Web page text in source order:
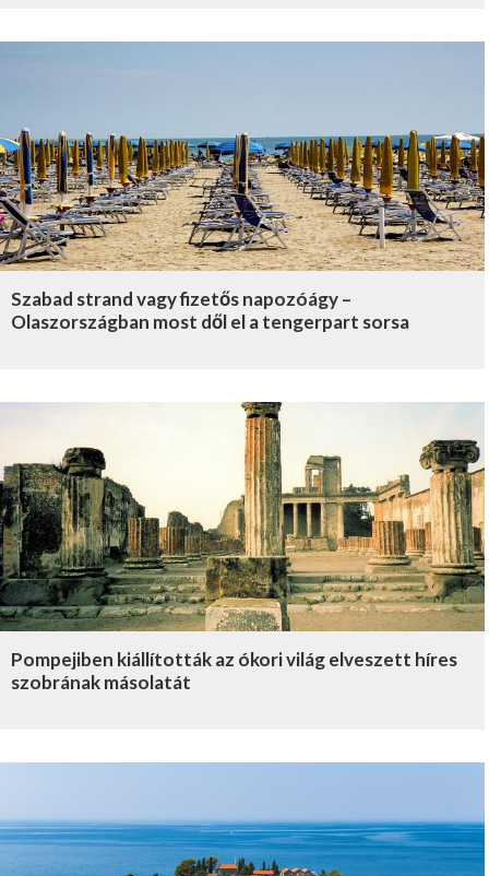
Szabad strand vagy fizetős napozóágy –
Olaszországban most dől el a tengerpart sorsa
Pompejiben kiállították az ókori világ elveszett híres
szobrának másolatát